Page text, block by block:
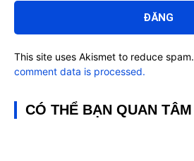
luận:
This site uses Akismet to reduce spam.
comment data is processed.
CÓ THỂ BẠN QUAN TÂM